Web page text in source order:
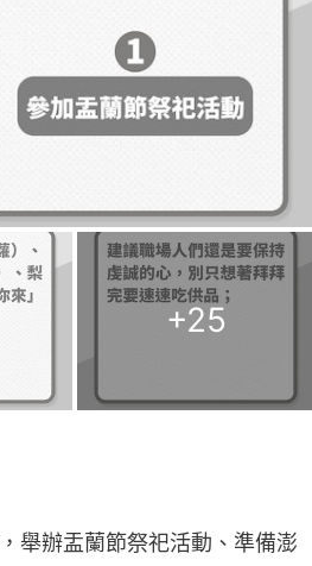
+25
舉辦盂蘭節祭祀活動、準備澎